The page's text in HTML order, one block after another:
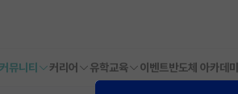
커뮤니티 커리어 유학교육 이벤트반도체 아카데미